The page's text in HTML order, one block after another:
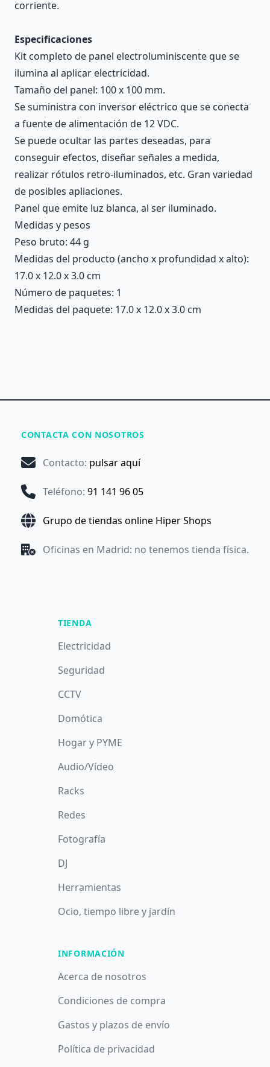
corriente.
Especificaciones
Kit completo de panel electroluminiscente que se
ilumina al aplicar electricidad.
Tamaño del panel: 100 x 100 mm.
Se suministra con inversor eléctrico que se conecta
a fuente de alimentación de 12 VDC.
Se puede ocultar las partes deseadas, para
conseguir efectos, diseñar señales a medida,
realizar rótulos retro-iluminados, etc. Gran variedad
de posibles apliaciones.
Panel que emite luz blanca, al ser iluminado.
Medidas y pesos
Peso bruto: 44 g
Medidas del producto (ancho x profundidad x alto):
17.0 x 12.0 x 3.0 cm
Número de paquetes: 1
Medidas del paquete: 17.0 x 12.0 x 3.0 cm
CONTACTA CON NOSOTROS
Contacto: pulsar aquí
Teléfono: 91 141 96 05
Grupo de tiendas online Hiper Shops
Oficinas en Madrid: no tenemos tienda física.
TIENDA
Electricidad
Seguridad
CCTV
Domótica
Hogar y PYME
Audio/Vídeo
Racks
Redes
Fotografía
DJ
Herramientas
Ocio, tiempo libre y jardín
INFORMACIÓN
Acerca de nosotros
Condiciones de compra
Gastos y plazos de envío
Política de privacidad